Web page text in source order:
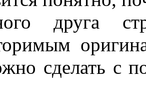
друга
сделать с